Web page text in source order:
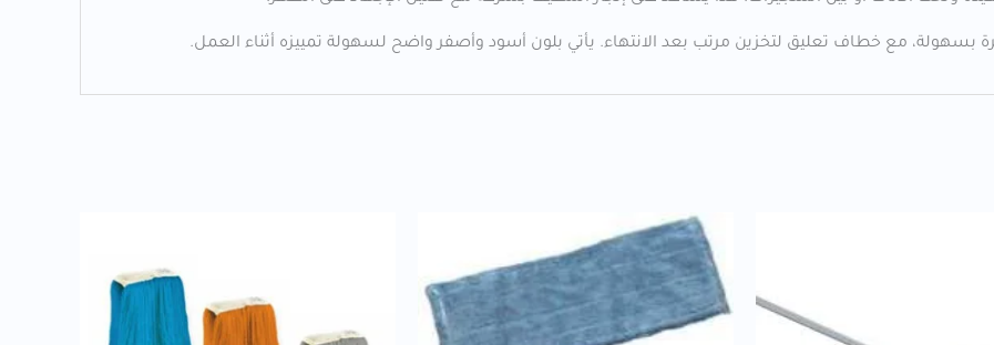
بسهولة، مع خطاف تعليق لتخزين مرتب بعد الانتهاء. يأتي بلون أسود وأصفر واضح لسهولة تمييزه أثناء العمل.